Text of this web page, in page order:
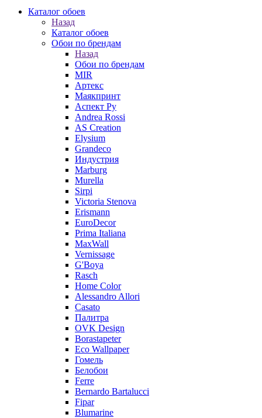
Каталог обоев
Назад
Каталог обоев
Обои по брендам
Назад
Обои по брендам
MIR
Артекс
Маякпринт
Аспект Ру
Andrea Rossi
AS Creation
Elysium
Grandeco
Индустрия
Marburg
Murella
Sirpi
Victoria Stenova
Erismann
EuroDecor
Prima Italiana
MaxWall
Vernissage
G'Boya
Rasch
Home Color
Alessandro Allori
Casato
Палитра
OVK Design
Borastapeter
Eco Wallpaper
Гомель
Белобои
Ferre
Bernardo Bartalucci
Fipar
Blumarine